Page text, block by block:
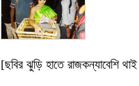
[ছবির ঝুড়ি হাতে রাজকন্যাবেশি